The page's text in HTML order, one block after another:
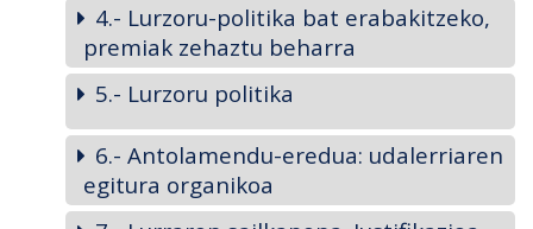
4.- Lurzoru-politika bat erabakitzeko,
premiak zehaztu beharra
5.- Lurzoru politika
6.- Antolamendu-eredua: udalerriaren
egitura organikoa